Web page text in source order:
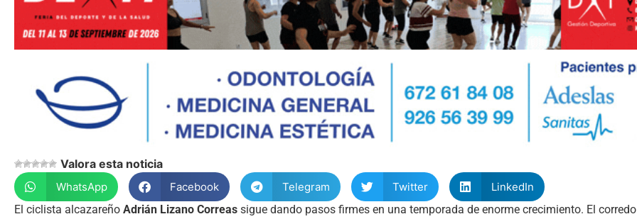
Valora esta noticia
WhatsApp Facebook Telegram Twitter
LinkedIn
El ciclista alcazareño Adrián Lizano Correas sigue dando pasos firmes en una temporada de enorme crecimiento. El